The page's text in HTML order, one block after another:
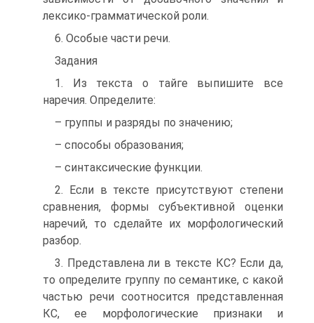
лексико-грамматической роли.
6. Особые части речи.
Задания
1. Из текста о тайге выпишите все
наречия. Определите:
– группы и разряды по значению;
– способы образования;
– синтаксические функции.
2. Если в тексте присутствуют степени
сравнения, формы субъективной оценки
наречий, то сделайте их морфологический
разбор.
3. Представлена ли в тексте КС? Если да,
то определите группу по семантике, с какой
частью речи соотносится представленная
КС, ее морфологические признаки и